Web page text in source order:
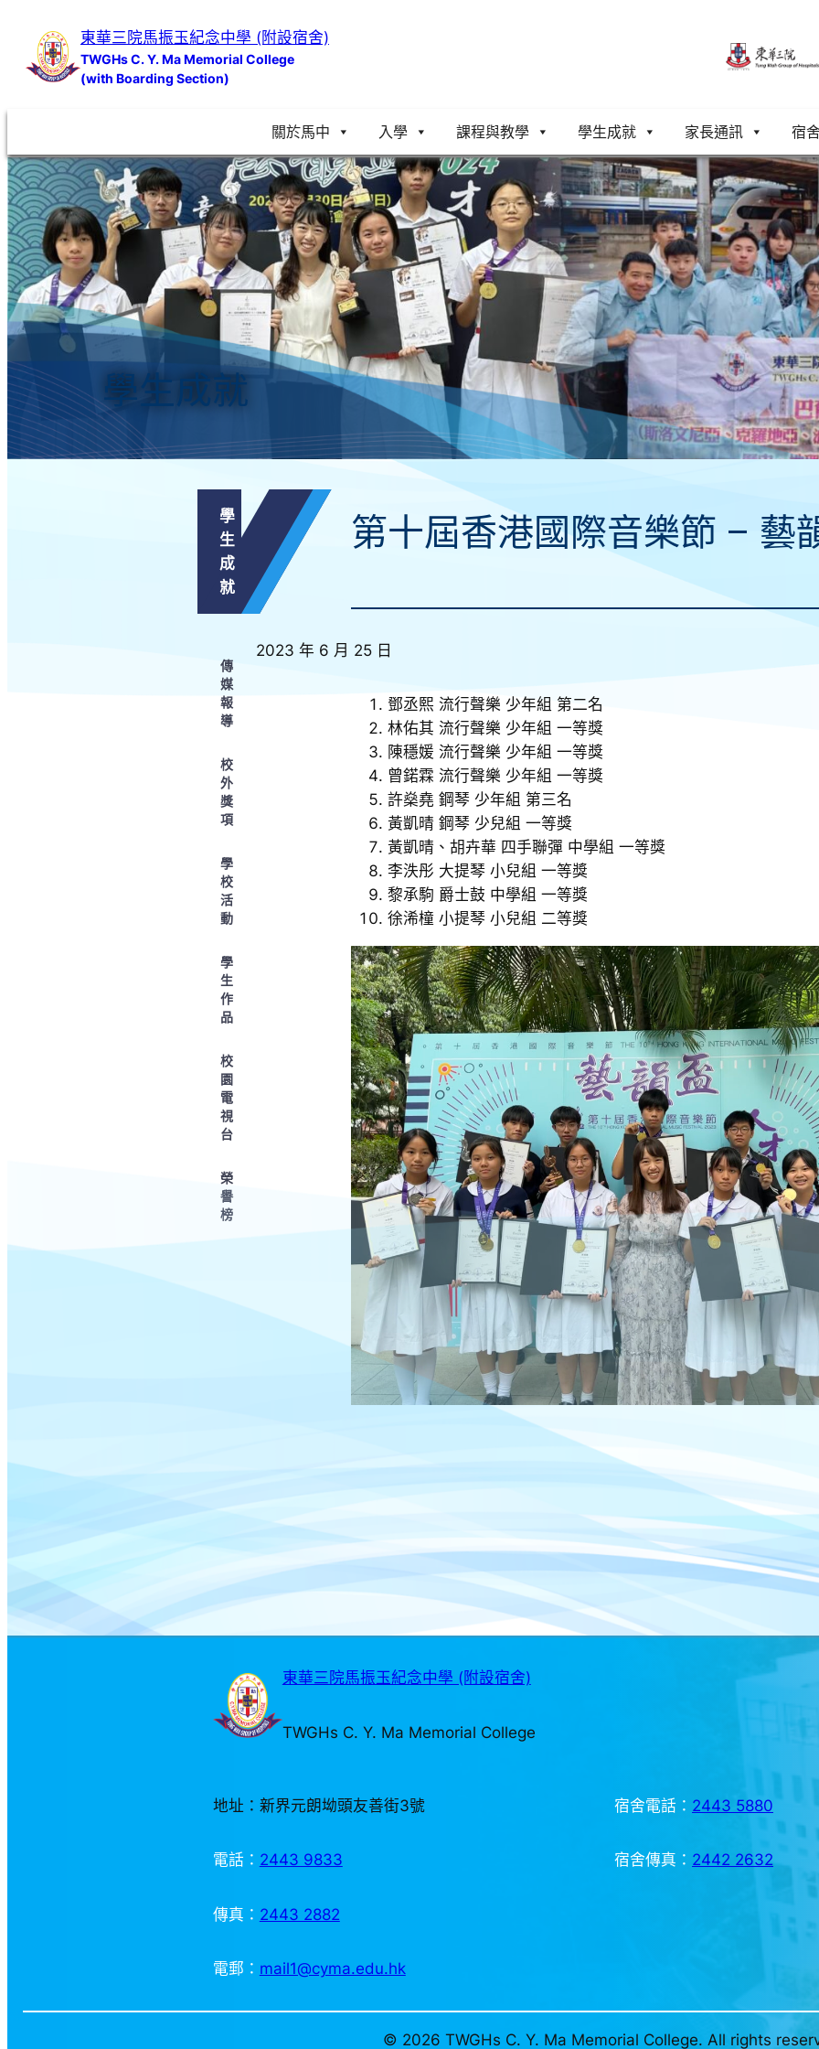
內
東華三院馬振玉紀念中學 (附設宿舍)
TWGHs C. Y. Ma Memorial College
(with Boarding Section)
關於馬中 入學 課程與教學 學生成就 家長通訊 宿
學生成就
學
生
成
就
傳
媒
報
導
校
外
獎
項
學
校
活
動
學
生
作
品
校
園
電
視
台
榮
譽
榜
第十屆香港國際音樂節 – 藝
2023 年 6 月 25 日
鄧丞熙 流行聲樂 少年組 第二名
林佑其 流行聲樂 少年組 一等獎
陳穩媛 流行聲樂 少年組 一等獎
曾鍩霖 流行聲樂 少年組 一等獎
許燊堯 鋼琴 少年組 第三名
黃凱晴 鋼琴 少兒組 一等獎
黃凱晴、胡卉華 四手聯彈 中學組 一等獎
李泆彤 大提琴 小兒組 一等獎
黎承駒 爵士鼓 中學組 一等獎
徐浠橦 小提琴 小兒組 二等獎
東華三院馬振玉紀念中學 (附設宿舍)
TWGHs C. Y. Ma Memorial College
地址：新界元朗坳頭友善街3號
電話： 2443 9833
傳真： 2443 2882
電郵： mail1@cyma.edu.hk
宿舍電話： 2443 5880
宿舍傳真： 2442 2632
© 2026 TWGHs C. Y. Ma Memorial College. All rights